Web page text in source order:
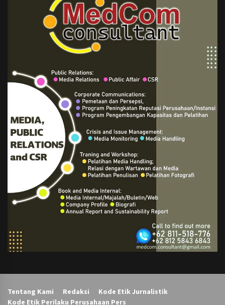
Tentang Kami Redaksi
Kode Etik Jurnalistik
Kode Etik Perilaku Perusahaan Pers